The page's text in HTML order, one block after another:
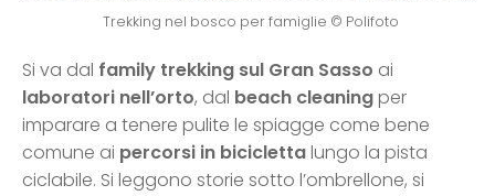
Trekking nel bosco per famiglie © Polifoto
Si va dal family trekking sul Gran Sasso ai
laboratori nell’orto, dal beach cleaningper
imparare a tenere pulite le spiagge come bene
comune ai percorsi in biciclettalungo la pista
ciclabile. Si leggono storie sotto l’ombrellone, si